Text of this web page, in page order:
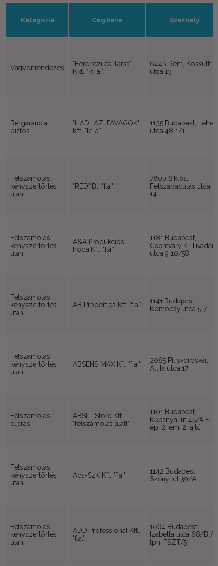
Kategória Cég neve Székhely
Vagyonrendezés
"Ferenczi és Társa"
Kkt. "kt. a."
6446 Rém, Kossuth
utca 13
Bérgarancia
biztos
"HADHÁZI FAVÁGÓK"
Kft. "kt. a."
1135 Budapest, Lehel
utca 48 1/1.
Felszámolás
kényszertörlés
után
"RED" Bt. "f.a."
7800 Siklós,
Felszabadulás utca
14
Felszámolás
kényszertörlés
után
A&A Produkciós
Iroda Kft. "f.a."
1181 Budapest,
Csontváry K. Tivadar
utca 9 10/58
Felszámolás
kényszertörlés
után
AB Properties Kft. "f.a."
1141 Budapest,
Komócsy utca 5-7
Felszámolás
kényszertörlés
után
ABSENS MAX Kft. "f.a."
2085 Pilisvörösvár,
Attila utca 17
Felszámolási
eljárás
ABSLT Store Kft.
"felszámolás alatt"
1101 Budapest,
Kőbányai út 45/A F.
ép. 2. em. 2. ajtó
Felszámolás
kényszertörlés
után
Ács-SzK Kft. "f.a."
1142 Budapest,
Szőnyi út 39/A.
Felszámolás
kényszertörlés
után
ADD Professional Kft.
"f.a."
1064 Budapest,
Izabella utca 68/B A
lph. FSZT/5